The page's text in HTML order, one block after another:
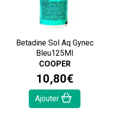
Betadine Sol Aq Gynec
Bleu125Ml
COOPER
10,80€
Ajouter